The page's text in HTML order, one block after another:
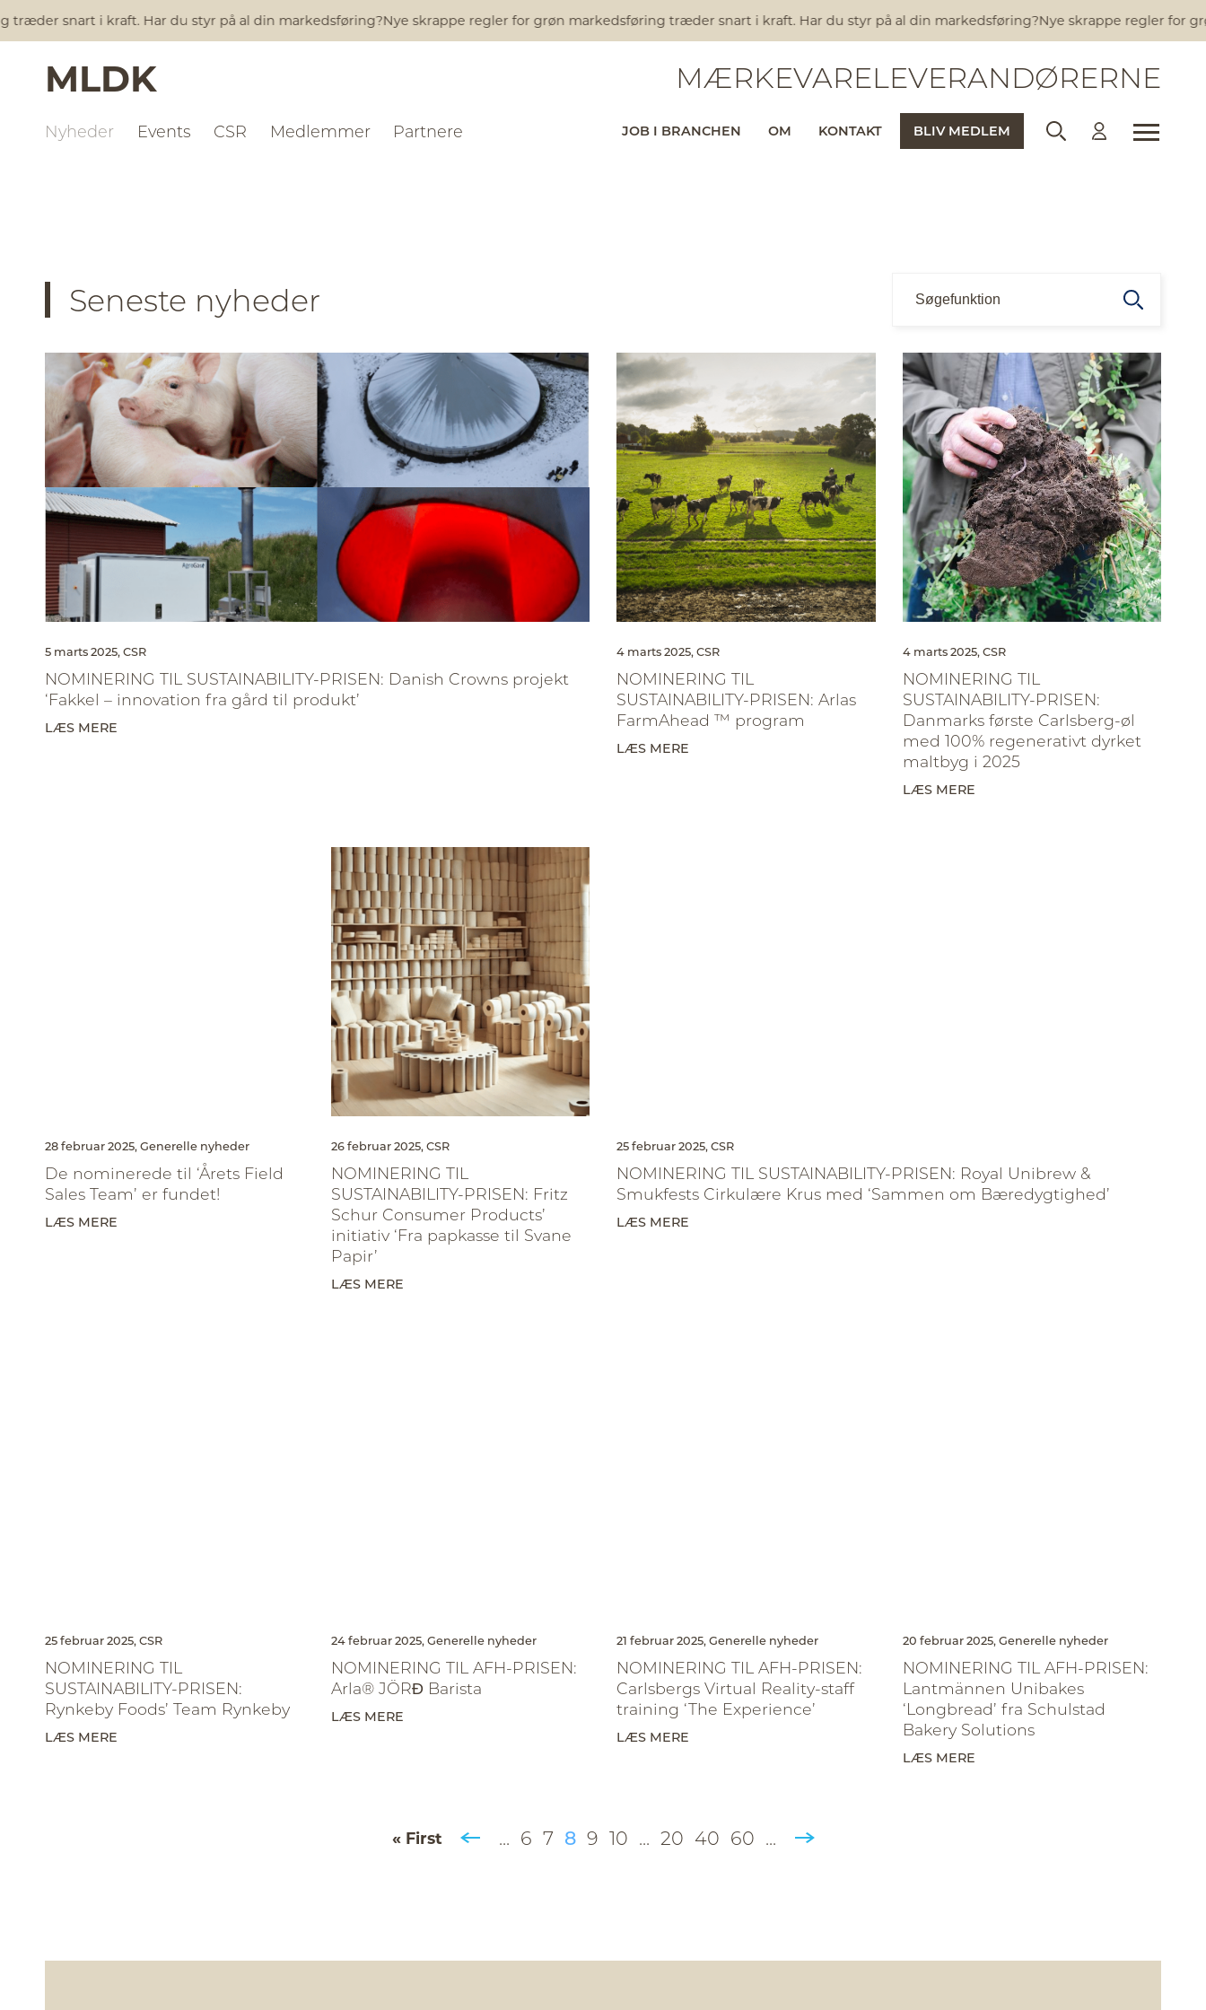
Seneste nyheder
5 marts 2025, CSR
NOMINERING TIL SUSTAINABILITY-PRISEN: Danish Crowns projekt
‘Fakkel – innovation fra gård til produkt’
LÆS MERE
4 marts 2025, CSR
NOMINERING TIL
SUSTAINABILITY-PRISEN: Arlas
FarmAhead ™ program
LÆS MERE
4 marts 2025, CSR
NOMINERING TIL
SUSTAINABILITY-PRISEN:
Danmarks første Carlsberg-øl
med 100% regenerativt dyrket
maltbyg i 2025
LÆS MERE
28 februar 2025, Generelle nyheder
De nominerede til ‘Årets Field
Sales Team’ er fundet!
LÆS MERE
26 februar 2025, CSR
NOMINERING TIL
SUSTAINABILITY-PRISEN: Fritz
Schur Consumer Products’
initiativ ‘Fra papkasse til Svane
Papir’
LÆS MERE
25 februar 2025, CSR
NOMINERING TIL SUSTAINABILITY-PRISEN: Royal Unibrew &
Smukfests Cirkulære Krus med ‘Sammen om Bæredygtighed’
LÆS MERE
25 februar 2025, CSR
NOMINERING TIL
SUSTAINABILITY-PRISEN:
Rynkeby Foods’ Team Rynkeby
LÆS MERE
24 februar 2025, Generelle nyheder
NOMINERING TIL AFH-PRISEN:
Arla® JÖRĐ Barista
LÆS MERE
21 februar 2025, Generelle nyheder
NOMINERING TIL AFH-PRISEN:
Carlsbergs Virtual Reality-staff
training ‘The Experience’
LÆS MERE
20 februar 2025, Generelle nyheder
NOMINERING TIL AFH-PRISEN:
Lantmännen Unibakes
‘Longbread’ fra Schulstad
Bakery Solutions
LÆS MERE
« First ... 6 7 8 9 10 ... 20 40 60 ...
i kraft. Har du styr på al din markedsføring?Nye skrappe regler for grøn markedsføring træder snart i kraft. Har du styr på al din markedsføring?Nye skrappe regler for grøn
MLDK MÆRKEVARELEVERANDØRERNE
Nyheder Events CSR Medlemmer Partnere JOB I BRANCHEN OM KONTAKT BLIV MEDLEM